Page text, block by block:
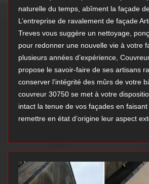
naturelle du temps, abîment la façade
L’entreprise de ravalement de façade
Treves vous suggère un nettoyage,
pour redonner une nouvelle vie à votre
plusieurs années d’expérience,
propose le savoir-faire de ses artisans
conserver l’intégrité des mûrs de votre
couvreur 30750 se met à votre
intact la tenue de vos façades en
remettre en état d’origine leur aspect